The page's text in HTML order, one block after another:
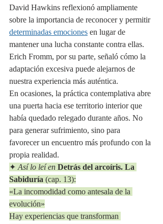
David Hawkins reflexionó ampliamente
sobre la importancia de reconocer y permitir
determinadas emociones en lugar de
mantener una lucha constante contra ellas.
Erich Fromm, por su parte, señaló cómo la
adaptación excesiva puede alejarnos de
nuestra experiencia más auténtica.
En ocasiones, la práctica contemplativa abre
una puerta hacia ese territorio interior que
había quedado relegado durante años. No
para generar sufrimiento, sino para
favorecer un encuentro más profundo con la
propia realidad.
✦ Así lo leí en Detrás del arcoíris. La
Sabiduría (cap. 13):
«La incomodidad como antesala de la
evolución»
Hay experiencias que transforman